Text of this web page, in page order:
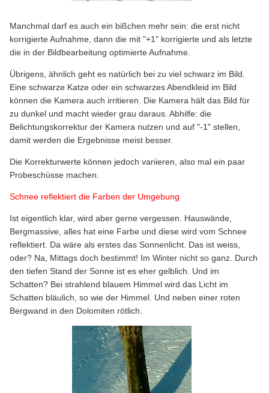
Manchmal darf es auch ein bißchen mehr sein: die erst nicht
korrigierte Aufnahme, dann die mit "+1" korrigierte und als letzte
die in der Bildbearbeitung optimierte Aufnahme.
Übrigens, ähnlich geht es natürlich bei zu viel schwarz im Bild.
Eine schwarze Katze oder ein schwarzes Abendkleid im Bild
können die Kamera auch irritieren. Die Kamera hält das Bild für
zu dunkel und macht wieder grau daraus. Abhilfe: die
Belichtungskorrektur der Kamera nutzen und auf "-1" stellen,
damit werden die Ergebnisse meist besser.
Die Korrekturwerte können jedoch variieren, also mal ein paar
Probeschüsse machen.
Schnee reflektiert die Farben der Umgebung
Ist eigentlich klar, wird aber gerne vergessen. Hauswände,
Bergmassive, alles hat eine Farbe und diese wird vom Schnee
reflektiert. Da wäre als erstes das Sonnenlicht. Das ist weiss,
oder? Na, Mittags doch bestimmt! Im Winter nicht so ganz. Durch
den tiefen Stand der Sonne ist es eher gelblich. Und im
Schatten? Bei strahlend blauem Himmel wird das Licht im
Schatten bläulich, so wie der Himmel. Und neben einer roten
Bergwand in den Dolomiten rötlich.